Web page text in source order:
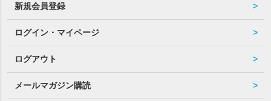
新規会員登録
ログイン・マイページ
ログアウト
メールマガジン購読